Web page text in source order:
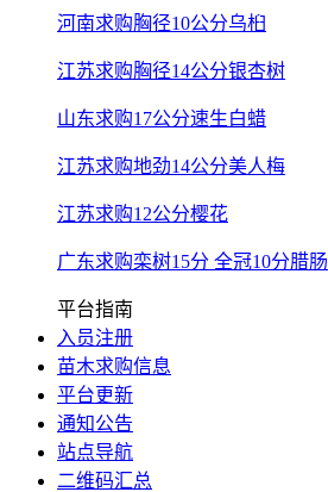
河南求购胸径10公分乌桕
江苏求购胸径14公分银杏树
山东求购17公分速生白蜡
江苏求购地劲14公分美人梅
江苏求购12公分樱花
广东求购栾树15分 全冠10分腊肠
平台指南
入员注册
苗木求购信息
平台更新
通知公告
站点导航
二维码汇总